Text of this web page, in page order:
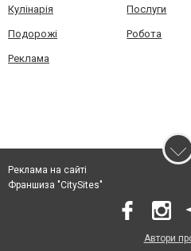
Кулінарія Послуги
Подорожі Робота
Реклама
Реклама на сайті
Франшиза "CitySites"
Автори